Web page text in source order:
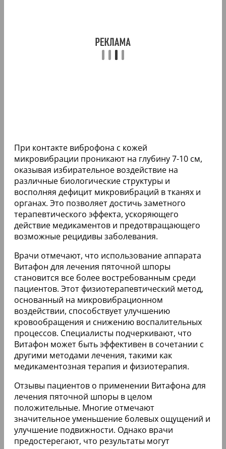
При контакте виброфона с кожей
микровибрации проникают на глубину 7-10 см,
оказывая избирательное воздействие на
различные биологические структуры и
восполняя дефицит микровибраций в тканях и
органах. Это позволяет достичь заметного
терапевтического эффекта, ускоряющего
действие медикаментов и предотвращающего
возможные рецидивы заболевания.
Врачи отмечают, что использование аппарата
Витафон для лечения пяточной шпоры
становится все более востребованным среди
пациентов. Этот физиотерапевтический метод,
основанный на микровибрационном
воздействии, способствует улучшению
кровообращения и снижению воспалительных
процессов. Специалисты подчеркивают, что
Витафон может быть эффективен в сочетании с
другими методами лечения, такими как
медикаментозная терапия и физиотерапия.
Отзывы пациентов о применении Витафона для
лечения пяточной шпоры в целом
положительные. Многие отмечают
значительное уменьшение болевых ощущений и
улучшение подвижности. Однако врачи
предостерегают, что результаты могут